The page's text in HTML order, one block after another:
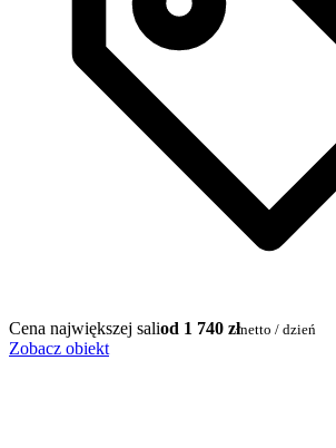
Cena największej saliod 1 740 złnetto / dzień
Zobacz obiekt